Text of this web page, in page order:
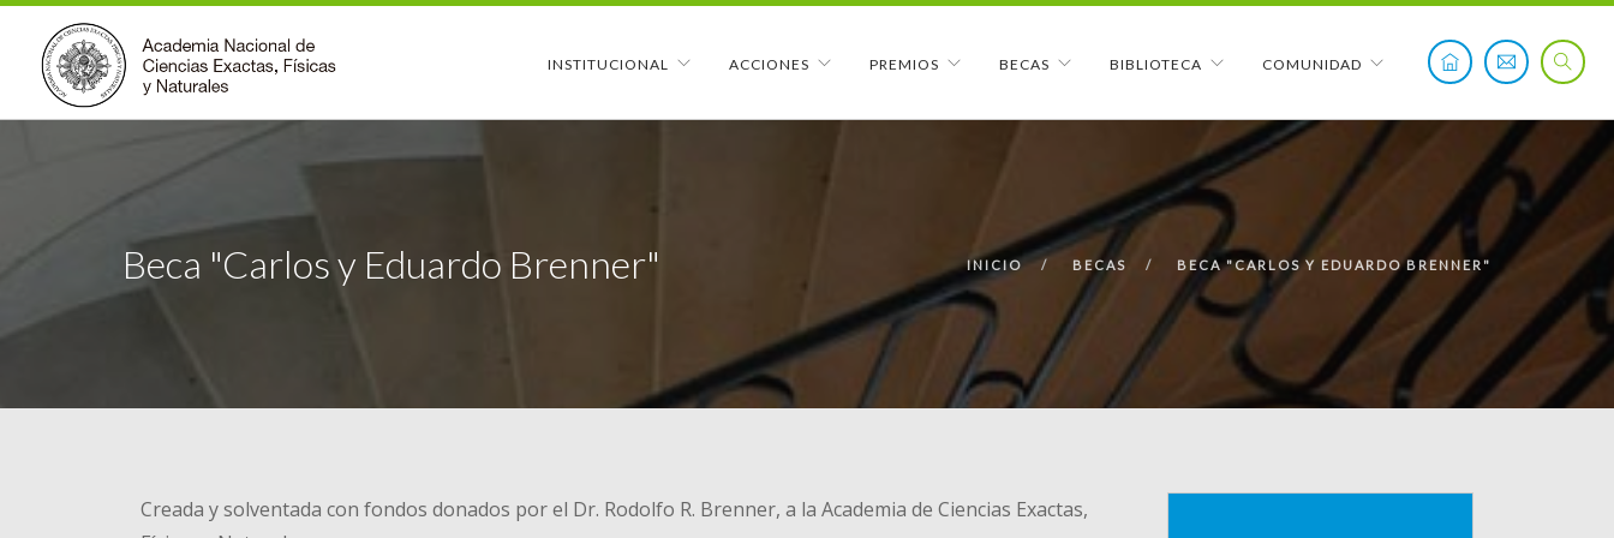
INSTITUCIONAL ACCIONES PREMIOS BECAS BIBLIOTECA COMUNIDAD
Beca "Carlos y Eduardo Brenner" INICIO BECAS BECA "CARLOS Y EDUARDO BRENNER"
Creada y solventada con fondos donados por el Dr. Rodolfo R. Brenner, a la Academia de Ciencias Exactas,